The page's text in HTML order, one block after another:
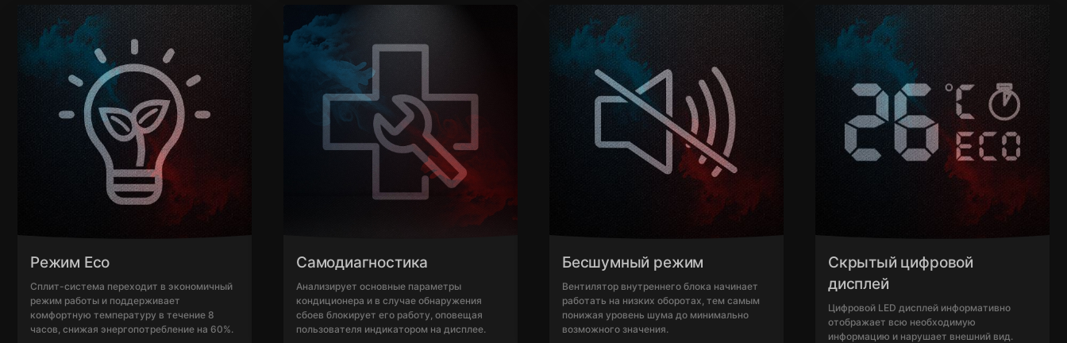
Режим Eco
Сплит-система переходит в экономичный
режим работы и поддерживает
комфортную температуру в течение 8
часов, снижая энергопотребление на 60%.
Самодиагностика
Анализирует основные параметры
кондиционера и в случае обнаружения
сбоев блокирует его работу, оповещая
пользователя индикатором на дисплее.
Бесшумный режим
Вентилятор внутреннего блока начинает
работать на низких оборотах, тем самым
понижая уровень шума до минимально
возможного значения.
Скрытый цифровой
дисплей
Цифровой LED дисплей информативно
отображает всю необходимую
информацию и нарушает внешний вид.